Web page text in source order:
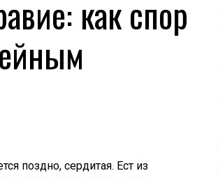
как спор
поздно, сердитая. Ест из